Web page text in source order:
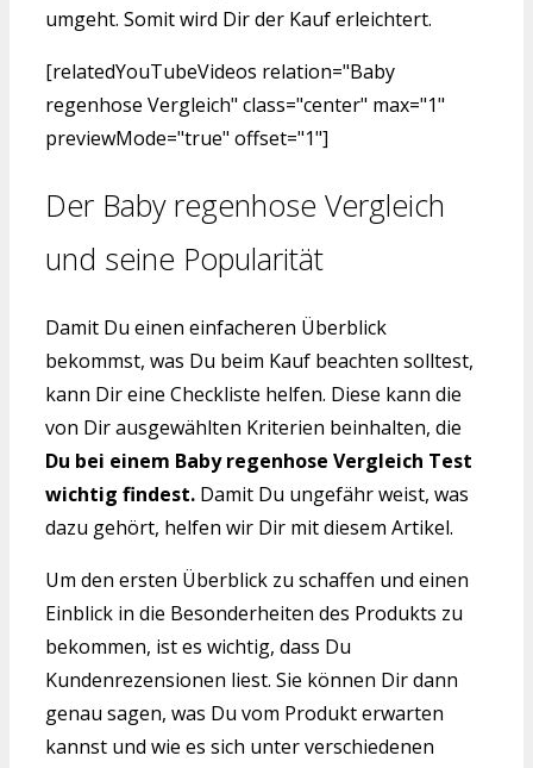
umgeht. Somit wird Dir der Kauf erleichtert.
[relatedYouTubeVideos relation="Baby
regenhose Vergleich" class="center" max="1"
previewMode="true" offset="1"]
Der Baby regenhose Vergleich
und seine Popularität
Damit Du einen einfacheren Überblick
bekommst, was Du beim Kauf beachten solltest,
kann Dir eine Checkliste helfen. Diese kann die
von Dir ausgewählten Kriterien beinhalten, die
Du bei einem Baby regenhose Vergleich Test
wichtig findest. Damit Du ungefähr weist, was
dazu gehört, helfen wir Dir mit diesem Artikel.
Um den ersten Überblick zu schaffen und einen
Einblick in die Besonderheiten des Produkts zu
bekommen, ist es wichtig, dass Du
Kundenrezensionen liest. Sie können Dir dann
genau sagen, was Du vom Produkt erwarten
kannst und wie es sich unter verschiedenen